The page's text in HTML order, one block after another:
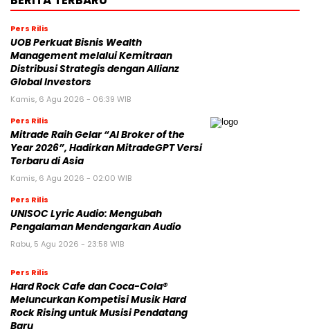
Pers Rilis
UOB Perkuat Bisnis Wealth
Management melalui Kemitraan
Distribusi Strategis dengan Allianz
Global Investors
Kamis, 6 Agu 2026 - 06:39 WIB
Pers Rilis
Mitrade Raih Gelar “AI Broker of the
Year 2026”, Hadirkan MitradeGPT Versi
Terbaru di Asia
Kamis, 6 Agu 2026 - 02:00 WIB
Pers Rilis
UNISOC Lyric Audio: Mengubah
Pengalaman Mendengarkan Audio
Rabu, 5 Agu 2026 - 23:58 WIB
Pers Rilis
Hard Rock Cafe dan Coca-Cola®
Meluncurkan Kompetisi Musik Hard
Rock Rising untuk Musisi Pendatang
Baru